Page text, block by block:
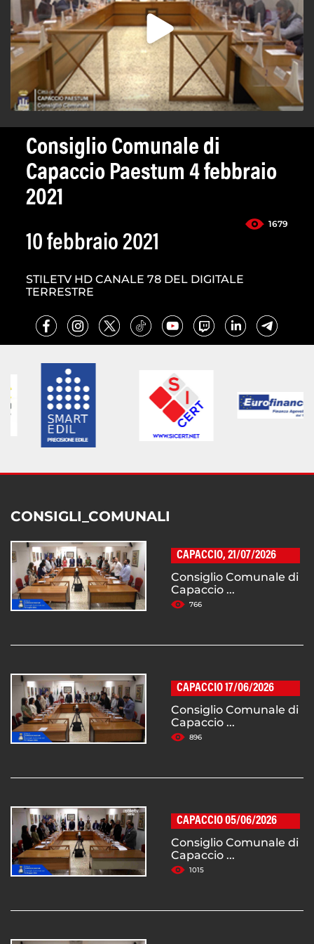
Consiglio Comunale di
Capaccio Paestum 4 febbraio
2021
1679
10 febbraio 2021
STILETV HD CANALE 78 DEL DIGITALE
TERRESTRE
CONSIGLI_COMUNALI
CAPACCIO, 21/07/2026
Consiglio Comunale di
Capaccio ...
766
CAPACCIO 17/06/2026
Consiglio Comunale di
Capaccio ...
896
CAPACCIO 05/06/2026
Consiglio Comunale di
Capaccio ...
1015